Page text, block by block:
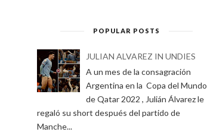
POPULAR POSTS
JULIAN ALVAREZ IN UNDIES
A un mes de la consagración
Argentina en la Copa del Mundo
de Qatar 2022 , Julián Álvarez le
regaló su short después del partido de
Manche...